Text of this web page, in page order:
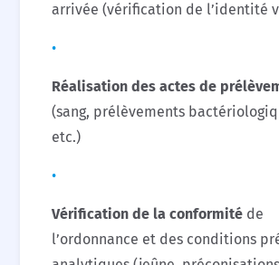
arrivée (vérification de l’identité
Réalisation des actes de
(sang, prélèvements
etc.)
Vérification de la conformité de
l’ordonnance et des conditions